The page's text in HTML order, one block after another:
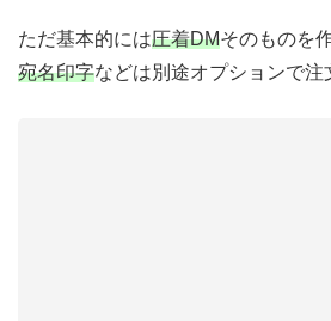
ただ基本的には圧着DMそのものを
宛名印字などは別途オプションで注